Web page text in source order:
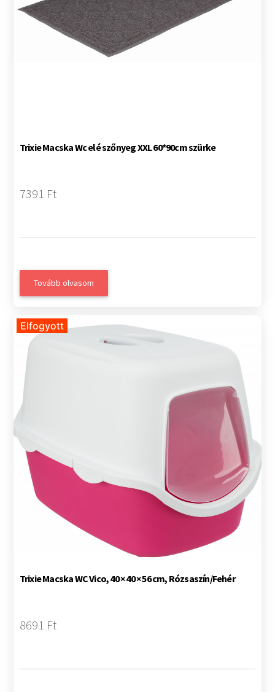
Trixie Macska Wc elé szőnyeg XXL 60*90cm szürke
7391 Ft
Tovább olvasom
Elfogyott
Trixie Macska WC Vico, 40 × 40 × 56 cm, Rózsaszín/Fehér
8691 Ft